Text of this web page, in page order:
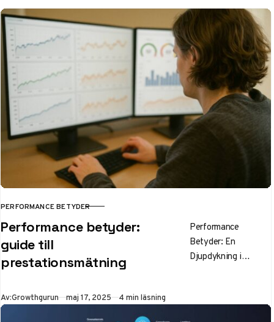
KATEGORI
PERFORMANCE BETYDER
Performance betyder:
guide till
prestationsmätning
Performance
Betyder: En
Djupdykning i
Av:Growthgurun Publicerad
maj 17, 2025 4 min läsning